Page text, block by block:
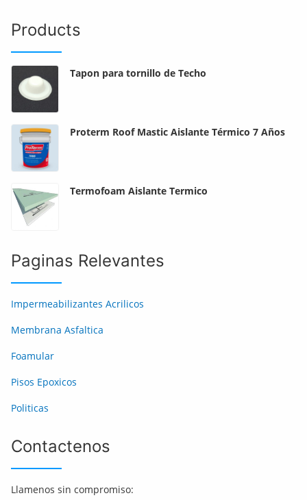
Products
Tapon para tornillo de Techo
Proterm Roof Mastic Aislante Térmico 7 Años
Termofoam Aislante Termico
Paginas Relevantes
Impermeabilizantes Acrilicos
Membrana Asfaltica
Foamular
Pisos Epoxicos
Politicas
Contactenos
Llamenos sin compromiso: